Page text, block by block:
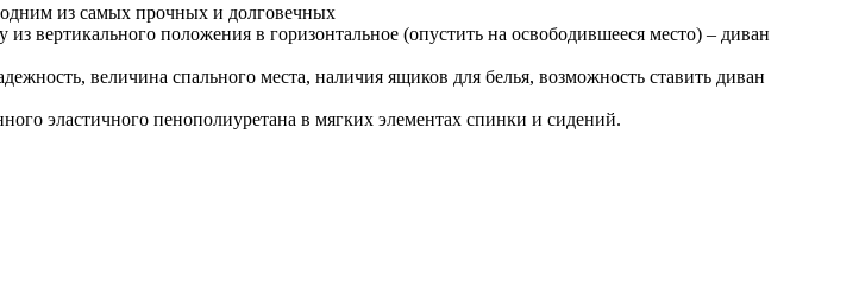
из самых прочных и долговечных
вертикального положения в горизонтальное (опустить на освободившееся место) – диван
величина спального места, наличия ящиков для белья, возможность ставить диван
эластичного пенополиуретана в мягких элементах спинки и сидений.